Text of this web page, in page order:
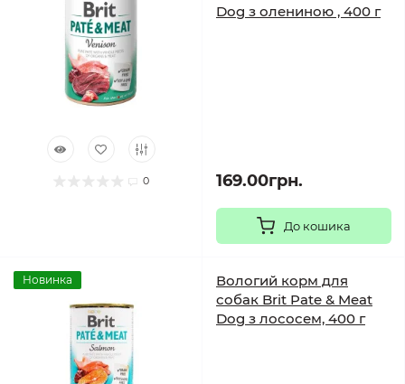
0
Dog з олениною , 400 г
169.00грн.
До кошика
Новинка
Вологий корм для
собак Brit Pate & Meat
Dog з лососем, 400 г